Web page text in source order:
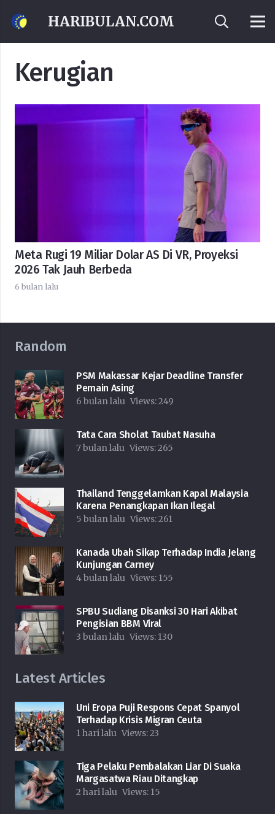
HARIBULAN.COM
Kerugian
Meta Rugi 19 Miliar Dolar AS Di VR, Proyeksi
2026 Tak Jauh Berbeda
6 bulan lalu
Random
PSM Makassar Kejar Deadline Transfer
Pemain Asing
6 bulan lalu Views:249
Tata Cara Sholat Taubat Nasuha
7 bulan lalu Views:265
Thailand Tenggelamkan Kapal Malaysia
Karena Penangkapan Ikan Ilegal
5 bulan lalu Views:261
Kanada Ubah Sikap Terhadap India Jelang
Kunjungan Carney
4 bulan lalu Views: 155
SPBU Sudiang Disanksi 30 Hari Akibat
Pengisian BBM Viral
3 bulan lalu Views: 130
Latest Articles
Uni Eropa Puji Respons Cepat Spanyol
Terhadap Krisis Migran Ceuta
1 hari lalu Views:23
Tiga Pelaku Pembalakan Liar Di Suaka
Margasatwa Riau Ditangkap
2 hari lalu Views: 15